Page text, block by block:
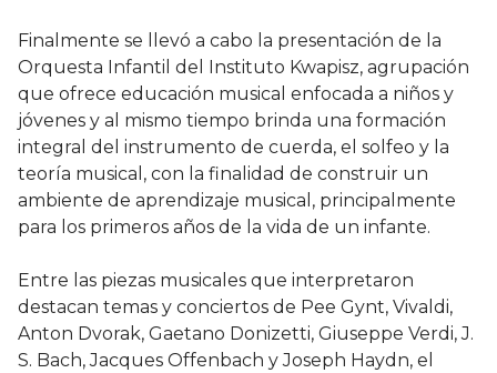
Finalmente se llevó a cabo la presentación de la
Orquesta Infantil del Instituto Kwapisz, agrupación
que ofrece educación musical enfocada a niños y
jóvenes y al mismo tiempo brinda una formación
integral del instrumento de cuerda, el solfeo y la
teoría musical, con la finalidad de construir un
ambiente de aprendizaje musical, principalmente
para los primeros años de la vida de un infante.
Entre las piezas musicales que interpretaron
destacan temas y conciertos de Pee Gynt, Vivaldi,
Anton Dvorak, Gaetano Donizetti, Giuseppe Verdi, J.
S. Bach, Jacques Offenbach y Joseph Haydn, el